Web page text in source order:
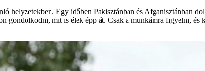
helyzetekben. Egy időben Pakisztánban és Afganisztánban
gondolkodni, mit is élek épp át. Csak a munkámra figyelni,